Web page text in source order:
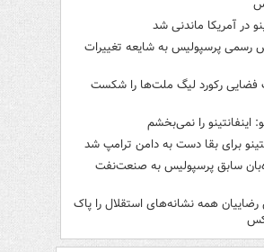
در آمریکا ماندنی شد
رسمی پرسپولیس به شایعه تغییرات
فضایی رکورد لیگ ملت‌ها را شکست
اینفانتینو را نمی‌بخشم
برای بقا دست به دامن ترامپ شد
سابق پرسپولیس به صنعت‌نفت
رضاییان همه نشانه‌های استقلال را پاک